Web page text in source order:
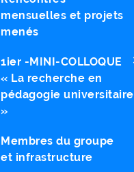
mensuelles et projets
menés
1ier -MINI-COLLOQUE
« La recherche en
pédagogie universitaire
»
Membres du groupe
et infrastructure